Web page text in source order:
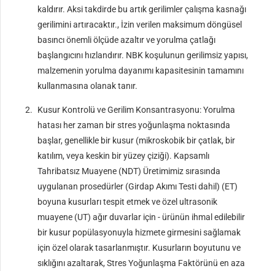
kaldırır. Aksi takdirde bu artık gerilimler çalışma kasnağı
gerilimini artıracaktır., İzin verilen maksimum döngüsel
basıncı önemli ölçüde azaltır ve yorulma çatlağı
başlangıcını hızlandırır. NBK koşulunun gerilimsiz yapısı,
malzemenin yorulma dayanımı kapasitesinin tamamını
kullanmasına olanak tanır.
Kusur Kontrolü ve Gerilim Konsantrasyonu: Yorulma
hatası her zaman bir stres yoğunlaşma noktasında
başlar, genellikle bir kusur (mikroskobik bir çatlak, bir
katılım, veya keskin bir yüzey çiziği). Kapsamlı
Tahribatsız Muayene (NDT) Üretimimiz sırasında
uygulanan prosedürler (Girdap Akımı Testi dahil) (ET)
boyuna kusurları tespit etmek ve özel ultrasonik
muayene (UT) ağır duvarlar için - ürünün ihmal edilebilir
bir kusur popülasyonuyla hizmete girmesini sağlamak
için özel olarak tasarlanmıştır. Kusurların boyutunu ve
sıklığını azaltarak, Stres Yoğunlaşma Faktörünü en aza